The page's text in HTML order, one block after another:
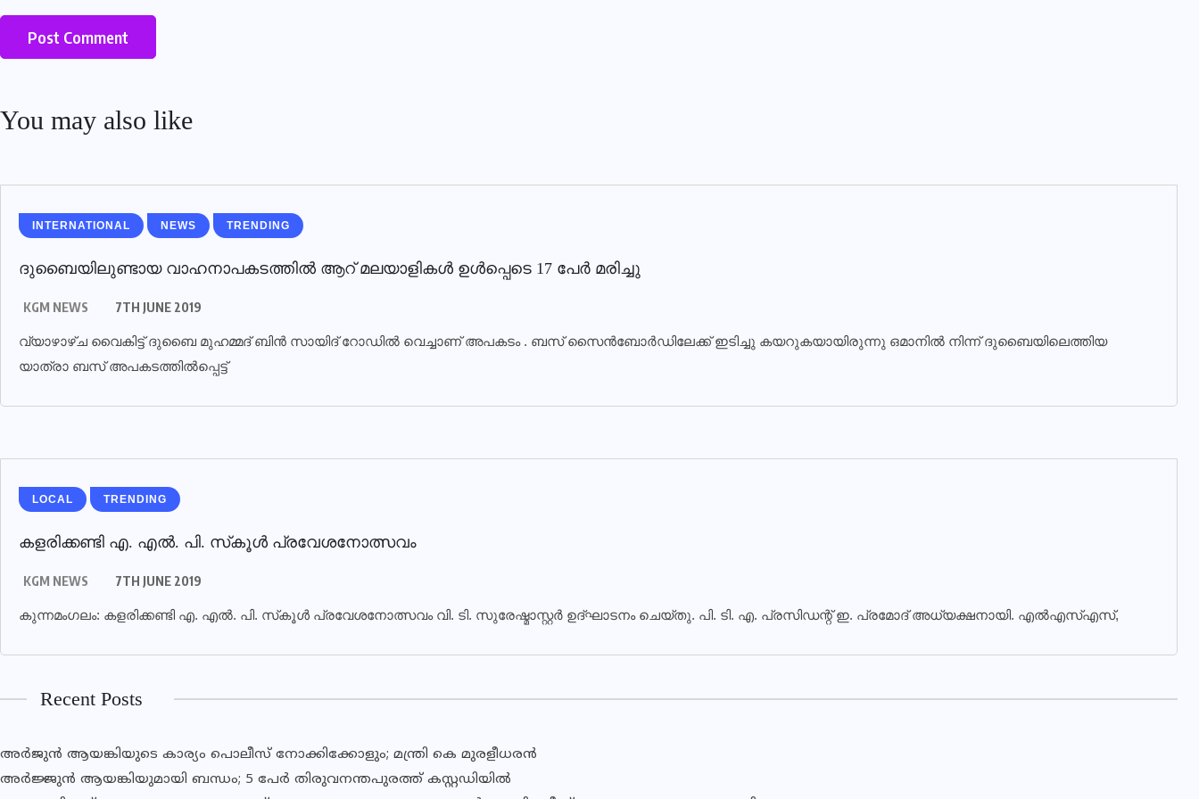
You may also like
INTERNATIONAL NEWS TRENDING
ദുബൈയിലുണ്ടായ വാഹനാപകടത്തില്‍ ആറ് മലയാളികള്‍ ഉള്‍പ്പെടെ 17 പേര്‍ മരിച്ചു
KGM NEWS 7TH JUNE 2019
വ്യാഴാഴ്ച വൈകിട്ട് ദുബൈ മുഹമ്മദ് ബിൻ സായിദ് റോഡിൽ വെച്ചാണ് അപകടം . ബസ് സൈൻബോർഡിലേക്ക് ഇടിച്ചു കയറുകയായിരുന്നു ഒമാനിൽ നിന്ന് ദുബൈയിലെത്തിയ
യാത്രാ ബസ് അപകടത്തിൽപ്പെട്ട്
LOCAL TRENDING
കളരിക്കണ്ടി എ. എല്‍. പി. സ്‌കൂള്‍ പ്രവേശനോത്സവം
KGM NEWS 7TH JUNE 2019
കുന്നമംഗലം: കളരിക്കണ്ടി എ. എല്‍. പി. സ്‌കൂള്‍ പ്രവേശനോത്സവം വി. ടി. സുരേഷ്മാസ്റ്റര്‍ ഉദ്ഘാടനം ചെയ്തു. പി. ടി. എ. പ്രസിഡന്റ് ഇ. പ്രമോദ് അധ്യക്ഷനായി. എല്‍എസ്എസ്,
Recent Posts
അര്‍ജുന്‍ ആയങ്കിയുടെ കാര്യം പൊലീസ് നോക്കിക്കോളും; മന്ത്രി കെ മുരളീധരന്‍
അര്‍ജ്ജുന്‍ ആയങ്കിയുമായി ബന്ധം; 5 പേര്‍ തിരുവനന്തപുരത്ത് കസ്റ്റഡിയില്‍